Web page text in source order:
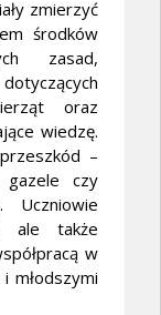
zmierzyć
środków
zasad,
oraz
wiedzę.
–
czy
Uczniowie
ale także
w
młodszymi